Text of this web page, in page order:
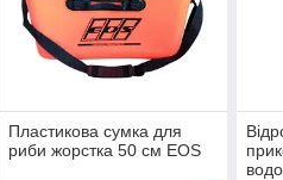
Пластикова сумка для
риби жорстка 50 см EOS